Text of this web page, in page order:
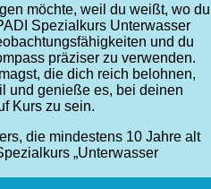
möchte, weil du weißt, wo du
Spezialkurs Unterwasser
und du
präziser zu verwenden.
die dich reich belohnen,
und genieße es, bei deinen
Kurs zu sein.
die mindestens 10 Jahre alt
„Unterwasser